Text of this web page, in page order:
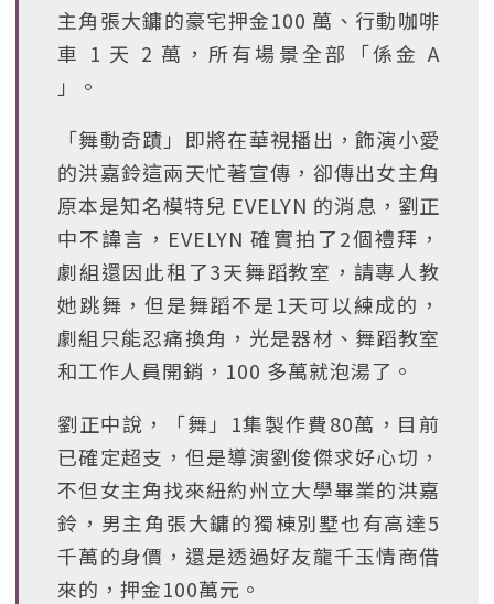
主角張大鏞的豪宅押金100 萬、行動咖啡
車 1 天 2 萬，所有場景全部「係金 A
」。
「舞動奇蹟」即將在華視播出，飾演小愛
的洪嘉鈴這兩天忙著宣傳，卻傳出女主角
原本是知名模特兒 EVELYN 的消息，劉正
中不諱言，EVELYN 確實拍了2個禮拜，
劇組還因此租了3天舞蹈教室，請專人教
她跳舞，但是舞蹈不是1天可以練成的，
劇組只能忍痛換角，光是器材、舞蹈教室
和工作人員開銷，100 多萬就泡湯了。
劉正中說，「舞」1集製作費80萬，目前
已確定超支，但是導演劉俊傑求好心切，
不但女主角找來紐約州立大學畢業的洪嘉
鈴，男主角張大鏞的獨棟別墅也有高達5
千萬的身價，還是透過好友龍千玉情商借
來的，押金100萬元。